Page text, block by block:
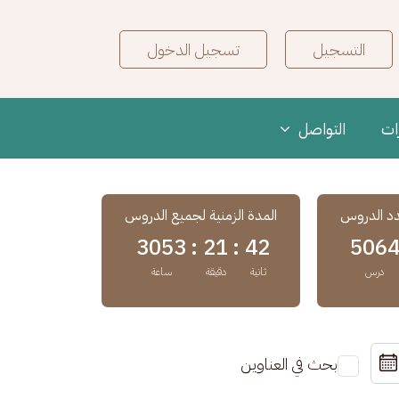
Search
User Login
التسجيل تسجيل الدخول
التواصل
الدروس
5064
درس
المدة الزمنية لجميع الدروس
42 :
ثانية
21 :
دقيقة
3053
ساعة
بحث في العناوين